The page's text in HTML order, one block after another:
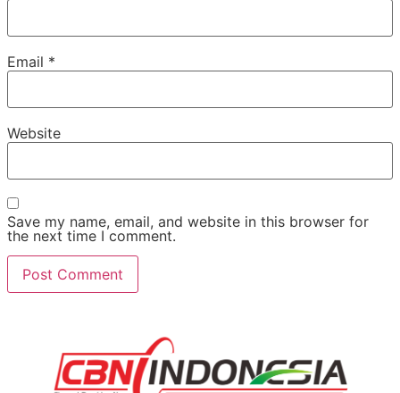
Email *
Website
Save my name, email, and website in this browser for
the next time I comment.